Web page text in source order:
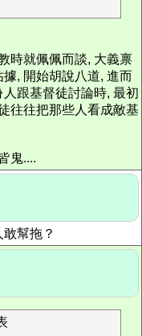
時就佩佩而談, 大義禀
, 開始胡說八道, 進而
跟基督徒討論時, 最初
往往把那些人看成敵基
鬼....
幫拖？